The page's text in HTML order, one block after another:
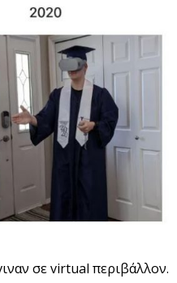
σε virtual περιβάλλον.